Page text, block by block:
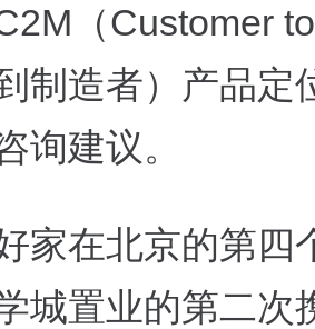
（Customer
制造者）产品定
询建议。
家在北京的第四
城置业的第二次